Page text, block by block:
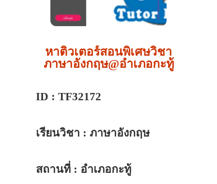
หาติวเตอร์สอนพิเศษวิชา
ภาษาอังกฤษ@อำเภอกะทู้
ID : TF32172
เรียนวิชา : ภาษาอังกฤษ
สถานที่ : อำเภอกะทู้